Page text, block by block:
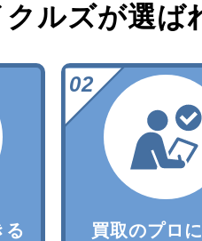
クルズが選ば
る
買取のプロ